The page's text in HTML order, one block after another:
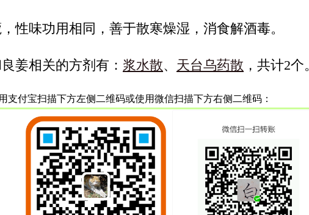
性味功用相同，善于散寒燥湿，消食解酒毒。
姜相关的方剂有： 浆水散、 天台乌药散 ，共计2个
支付宝扫描下方左侧二维码或使用微信扫描下方右侧二维码：